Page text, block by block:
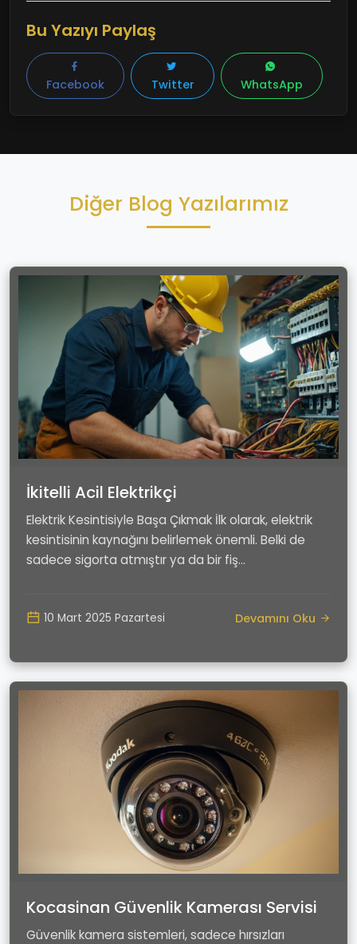
Bu Yazıyı Paylaş
Facebook Twitter WhatsApp
Diğer Blog Yazılarımız
İkitelli Acil Elektrikçi
Elektrik Kesintisiyle Başa Çıkmak İlk olarak, elektrik
kesintisinin kaynağını belirlemek önemli. Belki de
sadece sigorta atmıştır ya da bir fiş...
10 Mart 2025 Pazartesi Devamını Oku
Kocasinan Güvenlik Kamerası Servisi
Güvenlik kamera sistemleri, sadece hırsızları